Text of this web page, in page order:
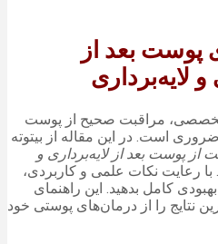
بعد از
تخصصی، مراقبت صحیح از پوست
است. در این مقاله از بیتوته
از پوست بعد از لایه‌برداری و
با رعایت نکات علمی و کاربردی،
کامل بدهید. این راهنمای
نتایج را از درمان‌های پوستی خود